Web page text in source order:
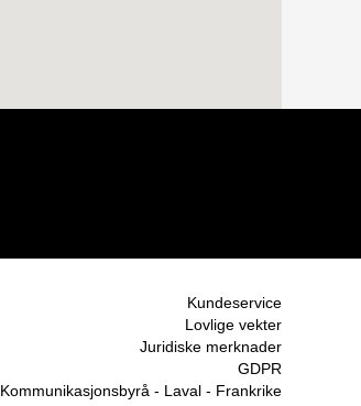
Kundeservice
Lovlige vekter
Juridiske merknader
GDPR
Kommunikasjonsbyrå - Laval - Frankrike